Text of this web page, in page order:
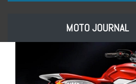
MOTO JOURNAL